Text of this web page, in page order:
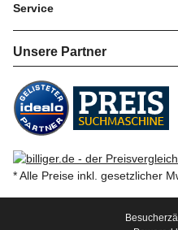
Service
Unsere Partner
* Alle Preise inkl. gesetzlicher